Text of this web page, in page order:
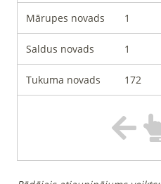
Mārupes novads 1
Saldus novads 1
Tukuma novads 172